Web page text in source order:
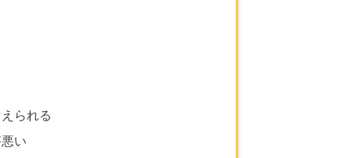
られる
い